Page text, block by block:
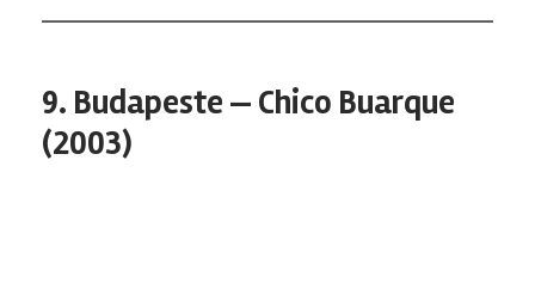
9. Budapeste — Chico Buarque
(2003)